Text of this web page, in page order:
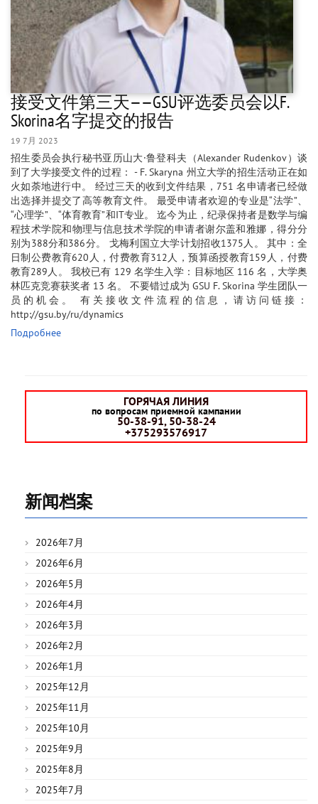
接受文件第三天——GSU评选委员会以F.
Skorina名字提交的报告
19 7月 2023
招生委员会执行秘书亚历山大·鲁登科夫（Alexander Rudenkov）谈
到了大学接受文件的过程： - F. Skaryna 州立大学的招生活动正在如
火如荼地进行中。 经过三天的收到文件结果，751 名申请者已经做
出选择并提交了高等教育文件。 最受申请者欢迎的专业是“法学”、
“心理学”、“体育教育”和IT专业。 迄今为止，纪录保持者是数学与编
程技术学院和物理与信息技术学院的申请者谢尔盖和雅娜，得分分
别为388分和386分。 戈梅利国立大学计划招收1375人。 其中：全
日制公费教育620人，付费教育312人，预算函授教育159人，付费
教育289人。 我校已有 129 名学生入学：目标地区 116 名，大学奥
林匹克竞赛获奖者 13 名。 不要错过成为 GSU F. Skorina 学生团队一
员的机会。 有关接收文件流程的信息，请访问链接：
http://gsu.by/ru/dynamics
Подробнее
ГОРЯЧАЯ ЛИНИЯ
по вопросам приемной кампании
50-38-91, 50-38-24
+375293576917
新闻档案
2026年7月
2026年6月
2026年5月
2026年4月
2026年3月
2026年2月
2026年1月
2025年12月
2025年11月
2025年10月
2025年9月
2025年8月
2025年7月